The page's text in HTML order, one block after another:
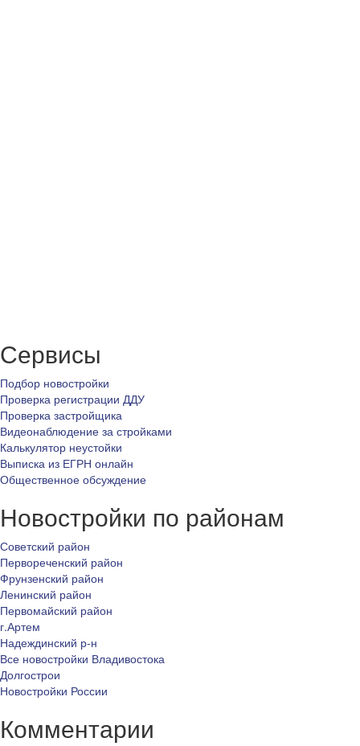
Сервисы
Подбор новостройки
Проверка регистрации ДДУ
Проверка застройщика
Видеонаблюдение за стройками
Калькулятор неустойки
Выписка из ЕГРН онлайн
Общественное обсуждение
Новостройки по районам
Советский район
Первореченский район
Фрунзенский район
Ленинский район
Первомайский район
г.Артем
Надеждинский р-н
Все новостройки Владивостока
Долгострои
Новостройки России
Комментарии